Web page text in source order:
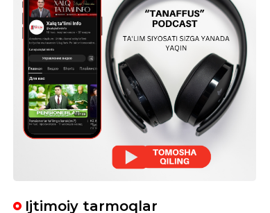
Ijtimoiy tarmoqlar